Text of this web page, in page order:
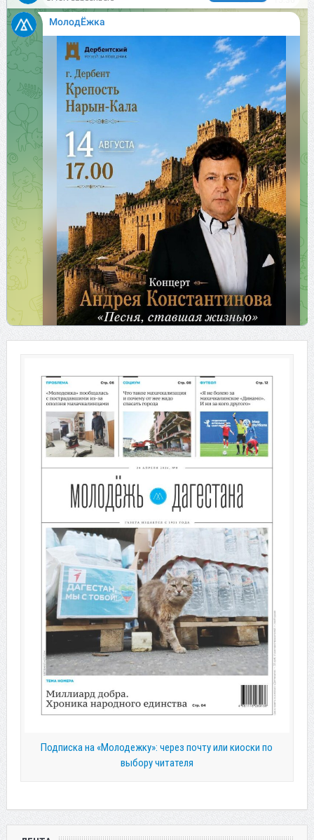
Подписка на «Молодежку»: через почту или киоски по
выбору читателя